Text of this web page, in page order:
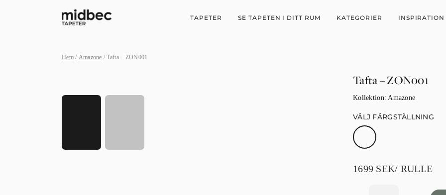
TAPETER SE TAPETEN I DITT RUM KATEGORIER INSPIRATION
Hem/ Amazone / Tafta – ZON001
Tafta – ZON001
Kollektion:Amazone
VÄLJ FÄRGSTÄLLNING
1699 SEK/ RULLE